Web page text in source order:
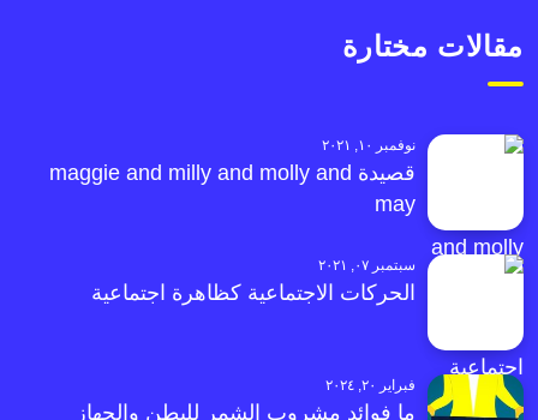
مقالات مختارة
نوفمبر ١٠, ٢٠٢١
قصيدة maggie and milly and molly and
may
سبتمبر ٠٧, ٢٠٢١
الحركات الاجتماعية كظاهرة اجتماعية
فبراير ٢٠, ٢٠٢٤
ما فوائد مشروب الشمر للبطن والجهاز